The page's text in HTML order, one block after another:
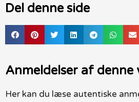
Del denne side
Anmeldelser af denne
Her kan du læse autentiske